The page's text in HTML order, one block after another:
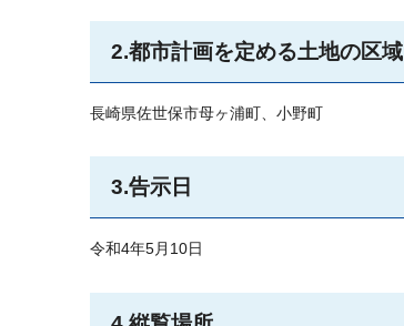
2.都市計画を定める土地の区域
長崎県佐世保市母ヶ浦町、小野町
3.告示日
令和4年5月10日